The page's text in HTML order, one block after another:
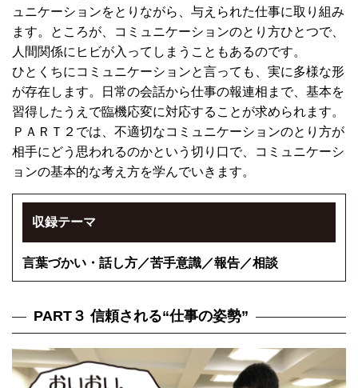
ュニケーションをとりながら、与えられた仕事に取り組み
ます。ところが、コミュニケーションのとり方ひとつで、
人間関係にヒビが入ってしまうこともあるのです。
ひとくちにコミュニケーションと言っても、実に多様な形
が存在します。日常の会話から仕事の報連相まで、基本を
習得したうえで臨機応変に対応することが求められます。
ＰＡＲＴ２では、不適切なコミュニケーションのとり方が
相手にどう思われるのかという切り口で、コミュニケーシ
ョンの基本的な考え方を学んでいきます。
収録テーマ
言葉づかい・話し方／苦手意識／報告／相談
PART３ 信頼される“仕事の姿勢”